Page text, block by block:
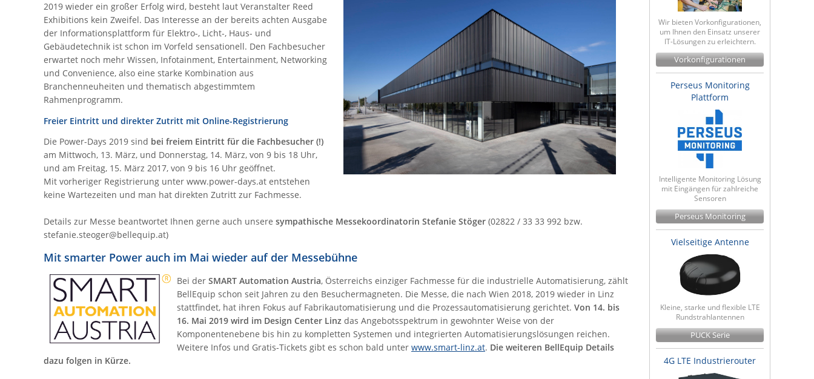
2019 wieder ein großer Erfolg wird, besteht laut Veranstalter Reed
Exhibitions kein Zweifel. Das Interesse an der bereits achten Ausgabe
der Informationsplattform für Elektro-, Licht-, Haus- und
Gebäudetechnik ist schon im Vorfeld sensationell. Den Fachbesucher
erwartet noch mehr Wissen, Infotainment, Entertainment, Networking
und Convenience, also eine starke Kombination aus
Branchenneuheiten und thematisch abgestimmtem
Rahmenprogramm.
Freier Eintritt und direkter Zutritt mit Online-Registrierung
Die Power-Days 2019 sind bei freiem Eintritt für die Fachbesucher (!)
am Mittwoch, 13. März, und Donnerstag, 14. März, von 9 bis 18 Uhr,
und am Freitag, 15. März 2017, von 9 bis 16 Uhr geöffnet.
Mit vorheriger Registrierung unter www.power-days.at entstehen
keine Wartezeiten und man hat direkten Zutritt zur Fachmesse.
Details zur Messe beantwortet Ihnen gerne auch unsere sympathische Messekoordinatorin Stefanie Stöger (02822 / 33 33 992 bzw.
stefanie.steoger@bellequip.at)
Mit smarter Power auch im Mai wieder auf der Messebühne
Bei der SMART Automation Austria, Österreichs einziger Fachmesse für die industrielle Automatisierung, zählt
BellEquip schon seit Jahren zu den Besuchermagneten. Die Messe, die nach Wien 2018, 2019 wieder in Linz
stattfindet, hat ihren Fokus auf Fabrikautomatisierung und die Prozessautomatisierung gerichtet. Von 14. bis
16. Mai 2019 wird im Design Center Linz das Angebotsspektrum in gewohnter Weise von der
Komponentenebene bis hin zu kompletten Systemen und integrierten Automatisierungslösungen reichen.
Weitere Infos und Gratis-Tickets gibt es schon bald unter www.smart-linz.at. Die weiteren BellEquip Details
dazu folgen in Kürze.
Wir bieten Vorkonfigurationen,
um Ihnen den Einsatz unserer
IT-Lösungen zu erleichtern.
Vorkonfigurationen
Perseus Monitoring
Plattform
Intelligente Monitoring Lösung
mit Eingängen für zahlreiche
Sensoren
Perseus Monitoring
Vielseitige Antenne
Kleine, starke und flexible LTE
Rundstrahlantennen
PUCK Serie
4G LTE Industrierouter